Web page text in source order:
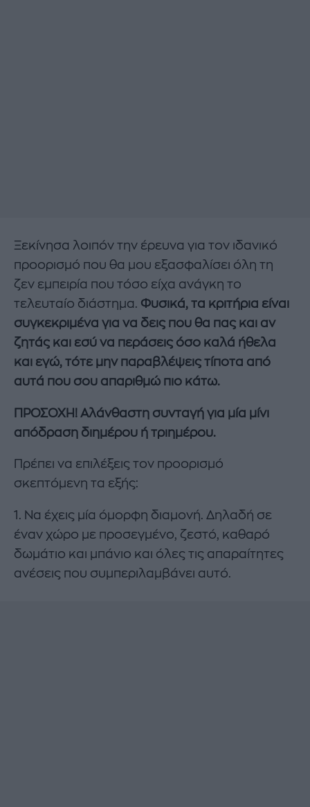
Ξεκίνησα λοιπόν την έρευνα για τον ιδανικό
προορισμό που θα μου εξασφαλίσει όλη τη
ζεν εμπειρία που τόσο είχα ανάγκη το
τελευταίο διάστημα. Φυσικά, τα κριτήρια είναι
συγκεκριμένα για να δεις που θα πας και αν
ζητάς και εσύ να περάσεις όσο καλά ήθελα
και εγώ, τότε μην παραβλέψεις τίποτα από
αυτά που σου απαριθμώ πιο κάτω.
ΠΡΟΣΟΧΗ! Αλάνθαστη συνταγή για μία μίνι
απόδραση διημέρου ή τριημέρου.
Πρέπει να επιλέξεις τον προορισμό
σκεπτόμενη τα εξής:
1. Να έχεις μία όμορφη διαμονή. Δηλαδή σε
έναν χώρο με προσεγμένο, ζεστό, καθαρό
δωμάτιο και μπάνιο και όλες τις απαραίτητες
ανέσεις που συμπεριλαμβάνει αυτό.